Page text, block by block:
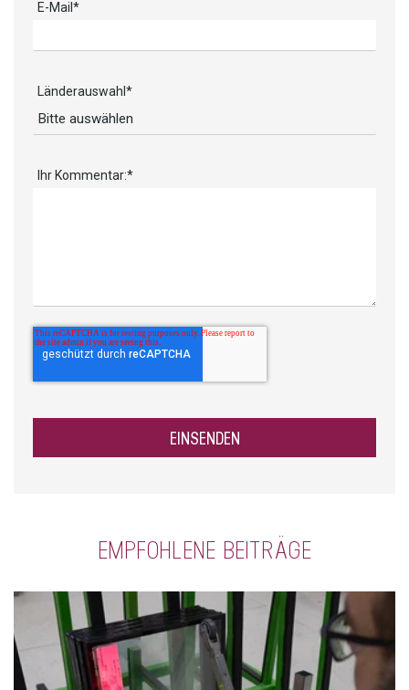
E-Mail *
Länderauswahl *
Ihr Kommentar:*
EMPFOHLENE BEITRÄGE